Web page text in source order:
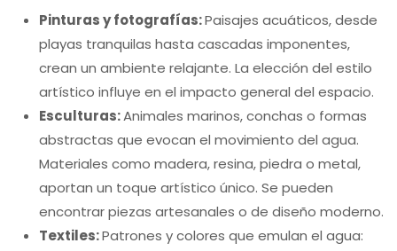
Pinturas y fotografías:Paisajes acuáticos, desde
playas tranquilas hasta cascadas imponentes,
crean un ambiente relajante. La elección del estilo
artístico influye en el impacto general del espacio.
Esculturas:Animales marinos, conchas o formas
abstractas que evocan el movimiento del agua.
Materiales como madera, resina, piedra o metal,
aportan un toque artístico único. Se pueden
encontrar piezas artesanales o de diseño moderno.
Textiles:Patrones y colores que emulan el agua: